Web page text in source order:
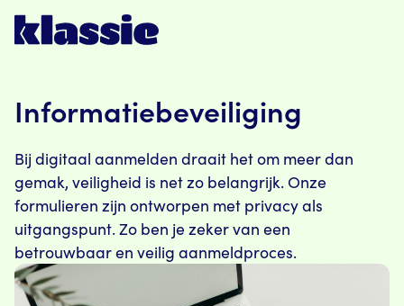
Informatiebeveiliging
Bij digitaal aanmelden draait het om meer dan
gemak, veiligheid is net zo belangrijk. Onze
formulieren zijn ontworpen met privacy als
uitgangspunt. Zo ben je zeker van een
betrouwbaar en veilig aanmeldproces.